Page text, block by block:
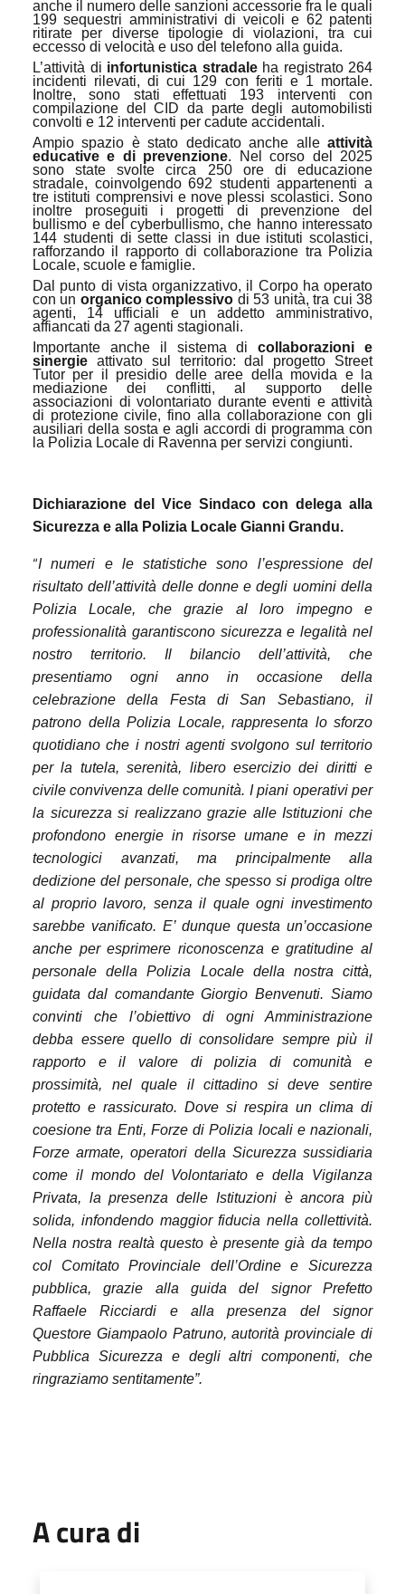
anche il numero delle sanzioni accessorie fra le quali
199 sequestri amministrativi di veicoli e 62 patenti
ritirate per diverse tipologie di violazioni, tra cui
eccesso di velocità e uso del telefono alla guida.
L’attività di infortunistica stradaleha registrato 264
incidenti rilevati, di cui 129 con feriti e 1 mortale.
Inoltre, sono stati effettuati 193 interventi con
compilazione del CID da parte degli automobilisti
convolti e 12 interventi per cadute accidentali.
Ampio spazio è stato dedicato anche alle attività
educative e di prevenzione. Nel corso del 2025
sono state svolte circa 250 ore di educazione
stradale, coinvolgendo 692 studenti appartenenti a
tre istituti comprensivi e nove plessi scolastici. Sono
inoltre proseguiti i progetti di prevenzione del
bullismo e del cyberbullismo, che hanno interessato
144 studenti di sette classi in due istituti scolastici,
rafforzando il rapporto di collaborazione tra Polizia
Locale, scuole e famiglie.
Dal punto di vista organizzativo, il Corpo ha operato
con un organico complessivo di 53 unità, tra cui 38
agenti, 14 ufficiali e un addetto amministrativo,
affiancati da 27 agenti stagionali.
Importante anche il sistema dicollaborazioni e
sinergie attivato sul territorio: dal progetto Street
Tutor per il presidio delle aree della movida e la
mediazione dei conflitti, al supporto delle
associazioni di volontariato durante eventi e attività
di protezione civile, fino alla collaborazione con gli
ausiliari della sosta e agli accordi di programma con
la Polizia Locale di Ravenna per servizi congiunti.
Dichiarazione del Vice Sindaco con delega alla
Sicurezza e alla Polizia Locale Gianni Grandu.
“I numeri e le statistiche sono l’espressione del
risultato dell’attività delle donne e degli uomini della
Polizia Locale, che grazie al loro impegno e
professionalità garantiscono sicurezza e legalità nel
nostro territorio. Il bilancio dell’attività, che
presentiamo ogni anno in occasione della
celebrazione della Festa di San Sebastiano, il
patrono della Polizia Locale, rappresenta lo sforzo
quotidiano che i nostri agenti svolgono sul territorio
per la tutela, serenità, libero esercizio dei diritti e
civile convivenza delle comunità. I piani operativi per
la sicurezza si realizzano grazie alle Istituzioni che
profondono energie in risorse umane e in mezzi
tecnologici avanzati, ma principalmente alla
dedizione del personale, che spesso si prodiga oltre
al proprio lavoro, senza il quale ogni investimento
sarebbe vanificato. E’ dunque questa un’occasione
anche per esprimere riconoscenza e gratitudine al
personale della Polizia Locale della nostra città,
guidata dal comandante Giorgio Benvenuti. Siamo
convinti che l’obiettivo di ogni Amministrazione
debba essere quello di consolidare sempre più il
rapporto e il valore di polizia di comunità e
prossimità, nel quale il cittadino si deve sentire
protetto e rassicurato. Dove si respira un clima di
coesione tra Enti, Forze di Polizia locali e nazionali,
Forze armate, operatori della Sicurezza sussidiaria
come il mondo del Volontariato e della Vigilanza
Privata, la presenza delle Istituzioni è ancora più
solida, infondendo maggior fiducia nella collettività.
Nella nostra realtà questo è presente già da tempo
col Comitato Provinciale dell’Ordine e Sicurezza
pubblica, grazie alla guida del signor Prefetto
Raffaele Ricciardi e alla presenza del signor
Questore Giampaolo Patruno, autorità provinciale di
Pubblica Sicurezza e degli altri componenti, che
ringraziamo sentitamente”.
A cura di